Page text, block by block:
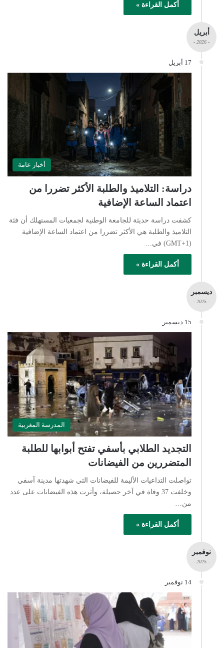
أكمل القراءة »
أبريل
- 2026 -
17 أبريل
أخبار عامة
دراسة: التلاميذ والطلبة الأكثر تضررا من
اعتماد الساعة الإضافية
كشفت دراسة حديثة للجامعة الوطنية لجمعيات المستهلك أن فئة
التلاميذ والطلبة هي الأكثر تضررا من اعتماد الساعة الإضافية
(GMT+1) في…
أكمل القراءة »
ديسمبر
- 2025 -
15 ديسمبر
المدرسة المغربية
التجديد الطلابي بأسفي تفتح أبوابها للطلبة
المتضررين من الفيضانات
تواصلت التداعيات الأليمة للفيضانات التي شهدتها مدينة آسفي
وخلفت 37 وفاة في آخر حصيلة، وأثرت هذه الفيضانات على عدد
من…
أكمل القراءة »
نوفمبر
- 2025 -
14 نوفمبر